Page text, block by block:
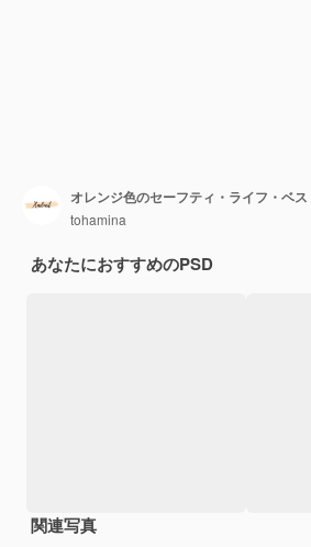
tohamina
あなたにおすすめのPSD
関連写真